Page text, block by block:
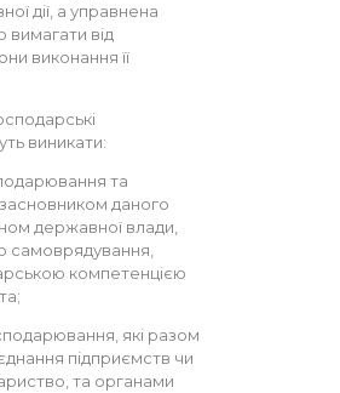
дії, а управнена
від
виконання її
виникати:
та
даного
державної влади,
самоврядування,
компетенцією
які разом
підприємств чи
та органами